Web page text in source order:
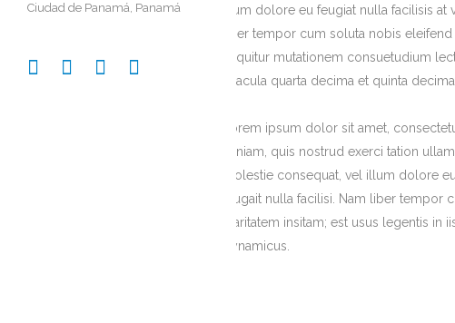
Ciudad de Panamá, Panamá
illum dolore eu feugiat nulla facilisis
liber tempor cum soluta nobis
sequitur mutationem consuetudium
seacula quarta decima et quinta decima.
Lorem ipsum dolor sit amet,
veniam, quis nostrud exerci tation
molestie consequat, vel illum dolore
feugait nulla facilisi. Nam liber
claritatem insitam; est usus legentis
dynamicus.